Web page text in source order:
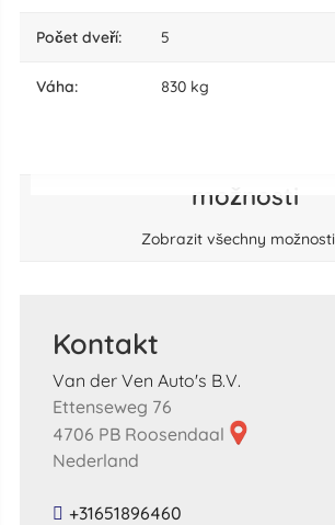
počet dveří: 5
váha: 830 kg
možnosti
Zobrazit všechny možnosti
Kontakt
Van der Ven Auto's B.V.
Ettenseweg 76
4706 PB Roosendaal
Nederland
+31651896460